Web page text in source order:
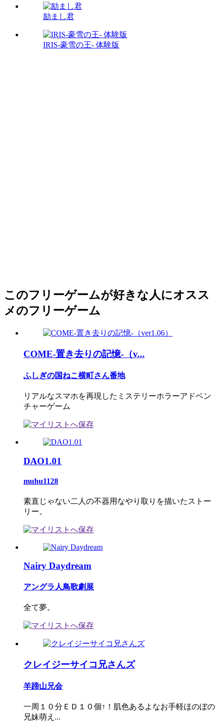
励まし君
IRIS-豪雪の王- 体験版
このフリーゲームが好きな人にオスス
メのフリーゲーム
COME-置き去りの記憶-（v...
ふしぎの国ねこ横町さん番地
リアルなスマホを再現したミステリーホラーアドベン
チャーゲーム
DAO1.01
muhu1128
素直じゃない二人の不器用なやり取りを描いたストー
リー。
Nairy Daydream
アングラ人鳥歌劇展
全て夢。
クレイジーサイコ兄さんズ
羊蹄山兄会
一周１０分ＥＤ１０個↑！肌色あるよなお手軽ほのぼの
兄妹萌え...